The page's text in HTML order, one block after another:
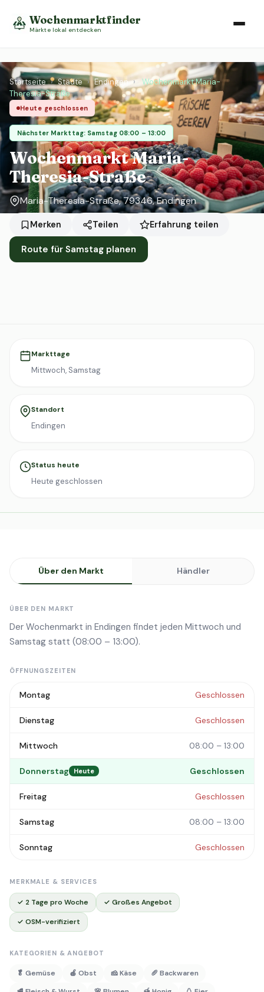
Wochenmarktfinder
Märkte lokal entdecken
Startseite › Städte › Endingen ›
Wochenmarkt Maria-
Theresia-Straße
Heute geschlossen
Nächster Markttag: Samstag 08:00 – 13:00
Wochenmarkt Maria-
Theresia-Straße
Maria-Theresia-Straße, 79346, Endingen
Merken Teilen Erfahrung teilen
Route für Samstag planen
Markttage
Mittwoch, Samstag
Standort
Endingen
Status heute
Heute geschlossen
Über den Markt Händler
ÜBER DEN MARKT
Der Wochenmarkt in Endingen findet jeden Mittwoch und
Samstag statt (08:00 – 13:00).
ÖFFNUNGSZEITEN
Montag Geschlossen
Dienstag Geschlossen
Mittwoch 08:00 – 13:00
Donnerstag Heute Geschlossen
Freitag Geschlossen
Samstag 08:00 – 13:00
Sonntag Geschlossen
MERKMALE & SERVICES
✓ 2 Tage pro Woche ✓ Großes Angebot
✓ OSM-verifiziert
KATEGORIEN & ANGEBOT
🥬 Gemüse 🍎 Obst 🧀 Käse
🥖 Backwaren